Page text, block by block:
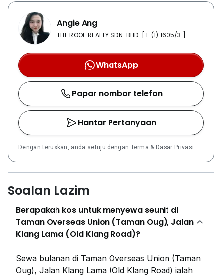
Angie Ang
THE ROOF REALTY SDN. BHD. [ E (1) 1605/3 ]
WhatsApp
Papar nombor telefon
Hantar Pertanyaan
Dengan teruskan, anda setuju dengan Terma & Dasar Privasi
Soalan Lazim
Berapakah kos untuk menyewa seunit di
Taman Overseas Union (Taman Oug), Jalan
Klang Lama (Old Klang Road)?
Sewa bulanan di Taman Overseas Union (Taman
Oug), Jalan Klang Lama (Old Klang Road) ialah